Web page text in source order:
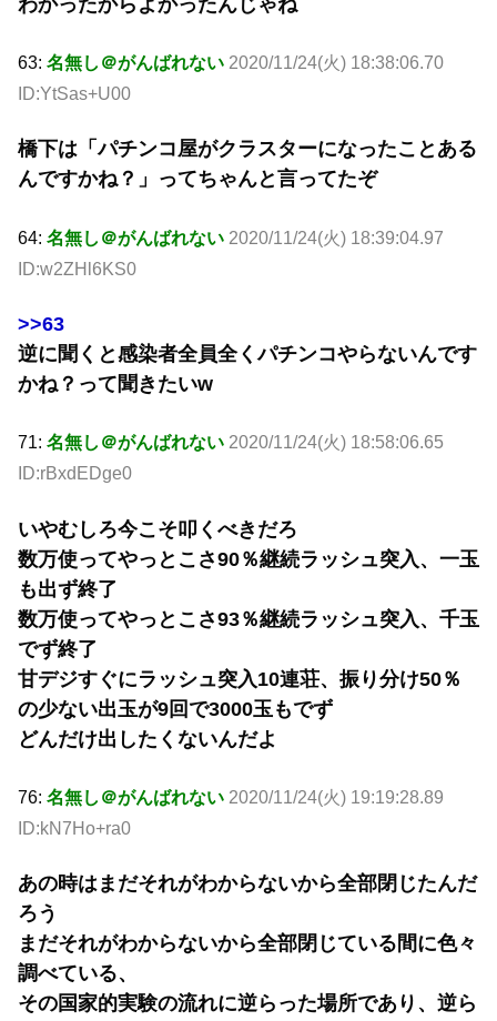
63: 名無し＠がんばれない 2020/11/24(火) 18:38:06.70
ID:YtSas+U00
橋下は「パチンコ屋がクラスターになったことある
んですかね？」ってちゃんと言ってたぞ
64: 名無し＠がんばれない 2020/11/24(火) 18:39:04.97
ID:w2ZHl6KS0
>>63
逆に聞くと感染者全員全くパチンコやらないんです
かね？って聞きたいw
71: 名無し＠がんばれない 2020/11/24(火) 18:58:06.65
ID:rBxdEDge0
いやむしろ今こそ叩くべきだろ
数万使ってやっとこさ90％継続ラッシュ突入、一玉
も出ず終了
数万使ってやっとこさ93％継続ラッシュ突入、千玉
でず終了
甘デジすぐにラッシュ突入10連荘、振り分け50％
の少ない出玉が9回で3000玉もでず
どんだけ出したくないんだよ
76: 名無し＠がんばれない 2020/11/24(火) 19:19:28.89
ID:kN7Ho+ra0
あの時はまだそれがわからないから全部閉じたんだ
ろう
まだそれがわからないから全部閉じている間に色々
調べている、
その国家的実験の流れに逆らった場所であり、逆ら